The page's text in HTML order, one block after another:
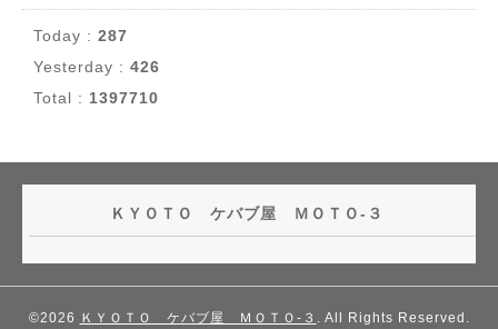
Today : 287
Yesterday : 426
Total : 1397710
ＫＹＯＴＯ ケバブ屋 ＭＯＴＯ-３
©2026 ＫＹＯＴＯ ケバブ屋 ＭＯＴＯ-３ . All Rights Reserved.